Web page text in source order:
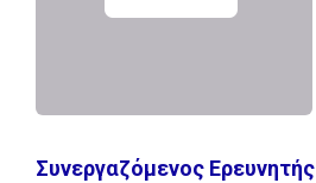
Συνεργαζόμενος Ερευνητής